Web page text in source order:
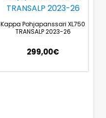
Kappa Pohjapanssari XL750
TRANSALP 2023-26
299,00€